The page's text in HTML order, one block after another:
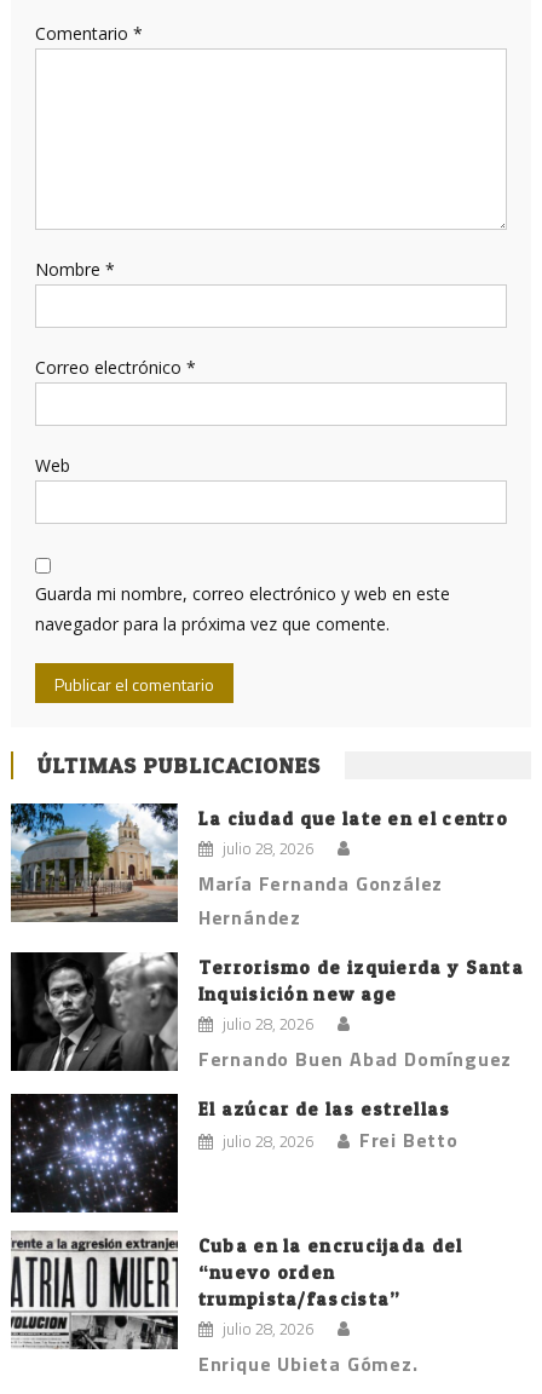
Comentario *
Nombre *
Correo electrónico *
Web
Guarda mi nombre, correo electrónico y web en este
navegador para la próxima vez que comente.
ÚLTIMAS PUBLICACIONES
La ciudad que late en el centro
julio 28, 2026
María Fernanda González
Hernández
Terrorismo de izquierda y Santa
Inquisición new age
julio 28, 2026
Fernando Buen Abad Domínguez
El azúcar de las estrellas
julio 28, 2026 Frei Betto
Cuba en la encrucijada del
“nuevo orden
trumpista/fascista”
julio 28, 2026
Enrique Ubieta Gómez.